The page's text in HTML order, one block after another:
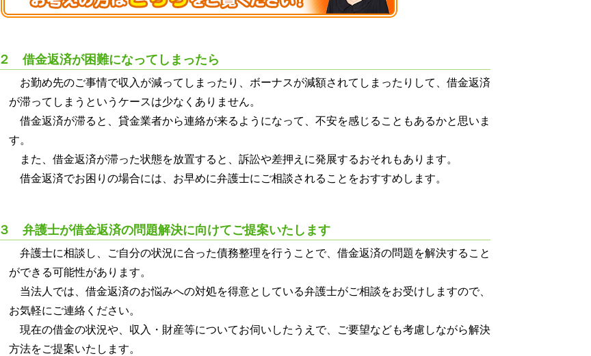
２ 借金返済が困難になってしまったら
お勤め先のご事情で収入が減ってしまったり、ボーナスが減額されてしまったりして、借金返済
が滞ってしまうというケースは少なくありません。
借金返済が滞ると、貸金業者から連絡が来るようになって、不安を感じることもあるかと思いま
す。
また、借金返済が滞った状態を放置すると、訴訟や差押えに発展するおそれもあります。
借金返済でお困りの場合には、お早めに弁護士にご相談されることをおすすめします。
３ 弁護士が借金返済の問題解決に向けてご提案いたします
弁護士に相談し、ご自分の状況に合った債務整理を行うことで、借金返済の問題を解決すること
ができる可能性があります。
当法人では、借金返済のお悩みへの対処を得意としている弁護士がご相談をお受けしますので、
お気軽にご連絡ください。
現在の借金の状況や、収入・財産等についてお伺いしたうえで、ご要望なども考慮しながら解決
方法をご提案いたします。